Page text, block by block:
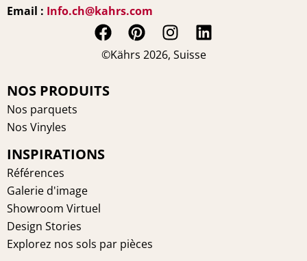
Email : Info.ch@kahrs.com
F
a
e
k
P
i
I
n
L
i
©Kährs 2026, Suisse
NOS PRODUITS
Nos parquets
Nos Vinyles
INSPIRATIONS
Références
Galerie d'image
Showroom Virtuel
Design Stories
Explorez nos sols par pièces